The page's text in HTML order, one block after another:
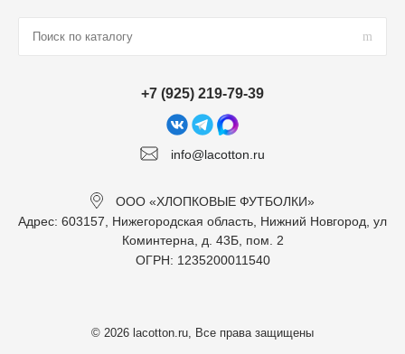
info@lacotton.ru
+7 (925) 219-79-39
ООО «ХЛОПКОВЫЕ ФУТБОЛКИ»
Адрес: 603157, Нижегородская область, Нижний Новгород, ул
Коминтерна, д. 43Б, пом. 2
ОГРН: 1235200011540
© 2026 lacotton.ru, Все права защищены